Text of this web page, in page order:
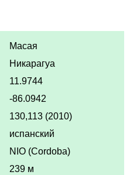
Масая
Никарагуа
11.9744
-86.0942
130,113 (2010)
испанский
NIO (Cordoba)
239 м